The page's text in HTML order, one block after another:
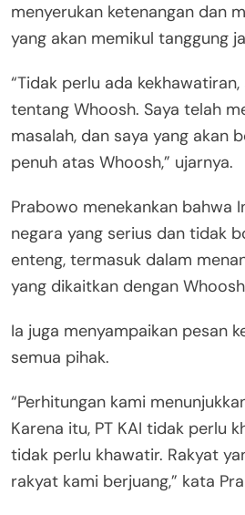
menyerukan ketenangan dan
yang akan memikul tanggung
“Tidak perlu ada
tentang Whoosh. Saya telah
masalah, dan saya yang akan
penuh atas Whoosh,” ujarnya.
Prabowo menekankan bahwa
negara yang serius dan tidak
enteng, termasuk dalam
yang dikaitkan dengan
Ia juga menyampaikan pesan
semua pihak.
“Perhitungan kami
Karena itu, PT KAI tidak perlu
tidak perlu khawatir. Rakyat
rakyat kami berjuang,” kata